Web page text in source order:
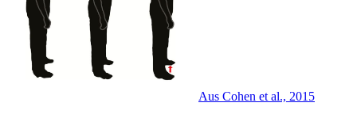
Aus Cohen et al., 2015